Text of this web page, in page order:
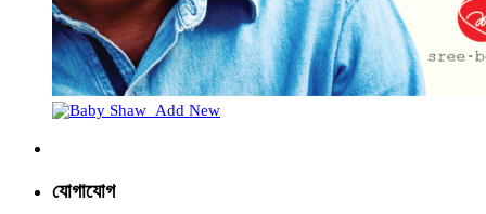
যোগাযোগ